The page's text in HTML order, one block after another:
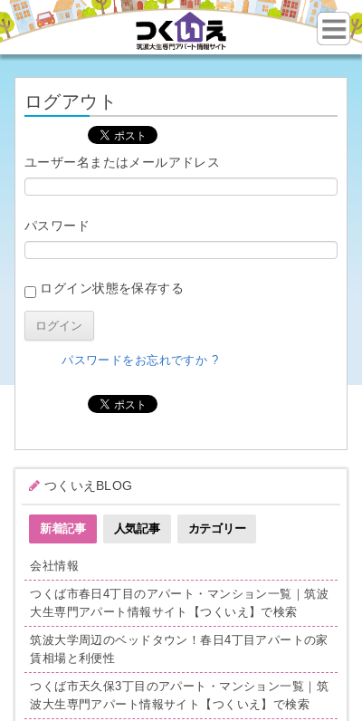
ログアウト
ユーザー名またはメールアドレス
パスワード
ログイン状態を保存する
パスワードをお忘れですか ?
つくいえBLOG
新着記事 人気記事 カテゴリー
会社情報
つくば市春日4丁目のアパート・マンション一覧｜筑波
大生専門アパート情報サイト【つくいえ】で検索
筑波大学周辺のベッドタウン！春日4丁目アパートの家
賃相場と利便性
つくば市天久保3丁目のアパート・マンション一覧｜筑
波大生専門アパート情報サイト【つくいえ】で検索